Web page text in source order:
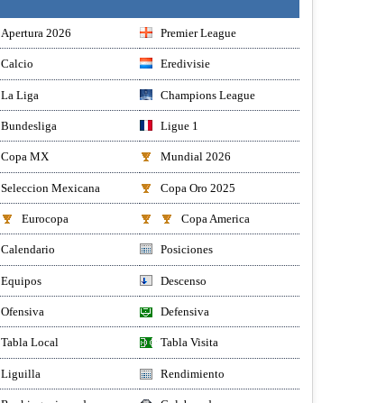
Apertura 2026 Premier League
Calcio Eredivisie
La Liga Champions League
Bundesliga Ligue 1
Copa MX Mundial 2026
Seleccion Mexicana Copa Oro 2025
Eurocopa Copa America
Calendario Posiciones
Equipos Descenso
Ofensiva Defensiva
Tabla Local Tabla Visita
Liguilla Rendimiento